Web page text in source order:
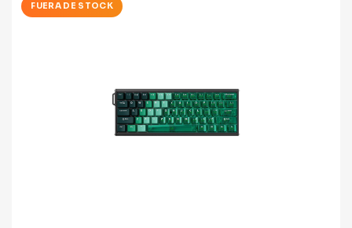
FUERA DE STOCK